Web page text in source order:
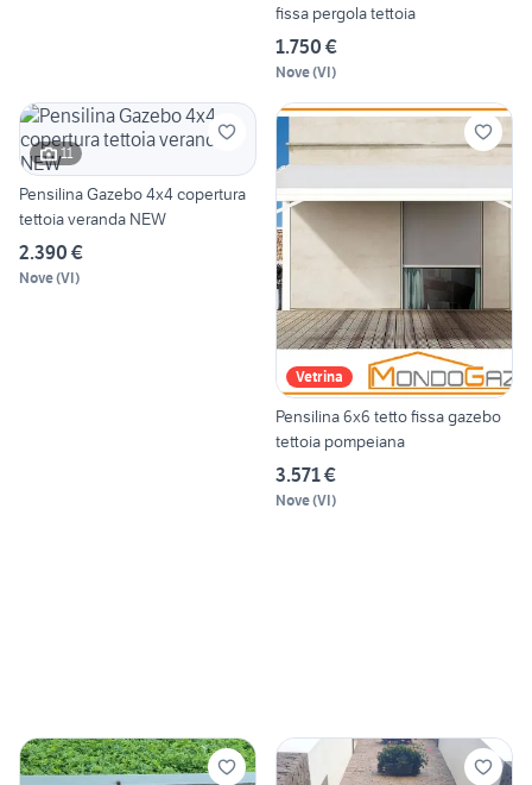
fissa pergola tettoia
1.750 €
Nove(VI)
11
Pensilina Gazebo 4x4 copertura
tettoia veranda NEW
2.390 €
Nove(VI)
Vetrina
Pensilina 6x6 tetto fissa gazebo
tettoia pompeiana
3.571 €
Nove(VI)